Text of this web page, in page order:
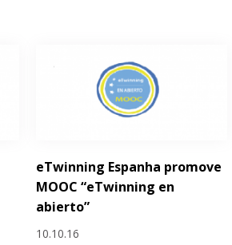
eTwinning Espanha promove
MOOC “eTwinning en
abierto”
10.10.16